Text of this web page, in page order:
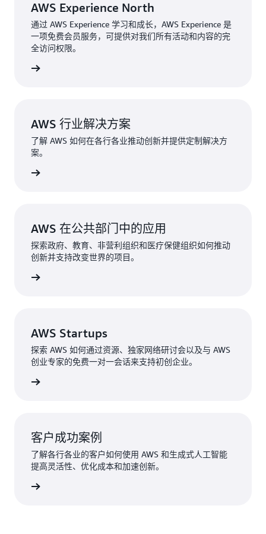
AWS Experience North
通过 AWS Experience 学习和成长，AWS Experience 是
一项免费会员服务，可提供对我们所有活动和内容的完
全访问权限。
AWS 行业解决方案
了解 AWS 如何在各行各业推动创新并提供定制解决方
案。
AWS 在公共部门中的应用
探索政府、教育、非营利组织和医疗保健组织如何推动
创新并支持改变世界的项目。
AWS Startups
探索 AWS 如何通过资源、独家网络研讨会以及与 AWS
创业专家的免费一对一会话来支持初创企业。
客户成功案例
了解各行各业的客户如何使用 AWS 和生成式人工智能
提高灵活性、优化成本和加速创新。